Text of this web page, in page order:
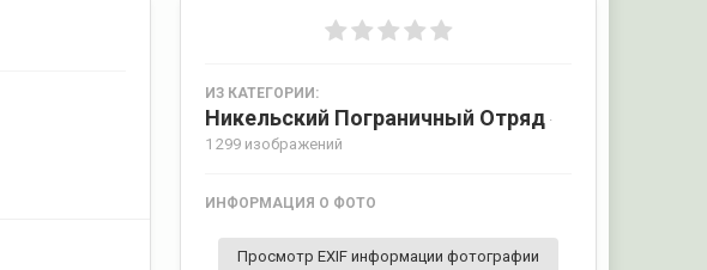
ИЗ КАТЕГОРИИ:
Никельский Пограничный Отряд ·
1 299 изображений
ИНФОРМАЦИЯ О ФОТО
Просмотр EXIF информации фотографии